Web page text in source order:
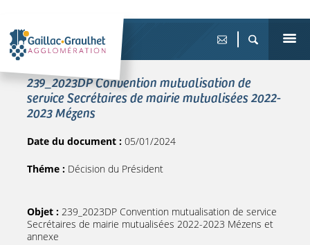
239_2023DP Convention mutualisation de
service Secrétaires de mairie mutualisées 2022-
2023 Mézens
Date du document : 05/01/2024
Théme : Décision du Président
Objet : 239_2023DP Convention mutualisation de service
Secrétaires de mairie mutualisées 2022-2023 Mézens et
annexe